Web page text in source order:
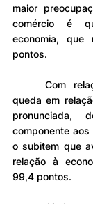
maior
comércio é
economia, que
pontos.
	Com relação às expectativas, a
queda em
pronunciada,
componente
o subitem que
relação à
99,4 pontos.